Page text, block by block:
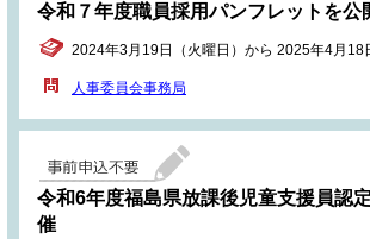
令和７年度職員採用パンフレットを公
2024年3月19日（火曜日）から 2025年4月18
人事委員会事務局
令和6年度福島県放課後児童支援員認
催